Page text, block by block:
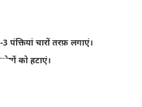
चारों तरफ़ लगाएं।
को हटाएं।